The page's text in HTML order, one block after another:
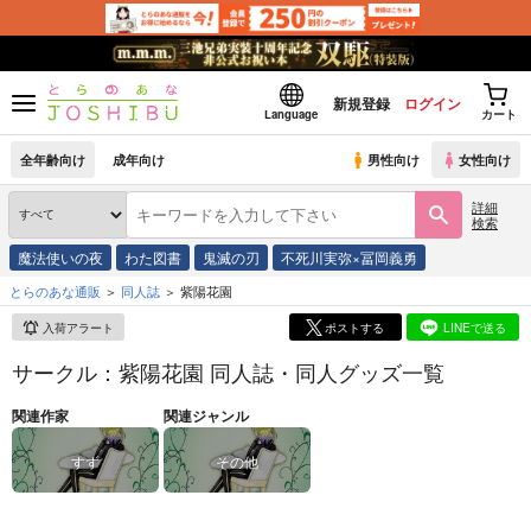
Language
新規登録 ログイン
カート
全年齢向け 成年向け 男性向け 女性向け
詳細
検索
魔法使いの夜 わた図書 鬼滅の刃 不死川実弥×冨岡義勇
とらのあな通販 同人誌 紫陽花園
入荷アラート ポストする LINEで送る
サークル：紫陽花園 同人誌・同人グッズ一覧
関連作家
すず
関連ジャンル
その他